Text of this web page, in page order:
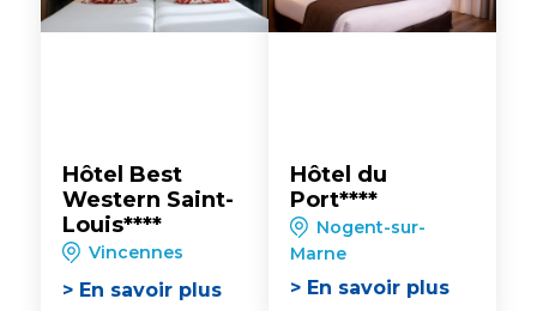
Hôtel Best
Western Saint-
Louis****
Vincennes
> En savoir plus
Hôtel du
Port****
Nogent-sur-
Marne
> En savoir plus